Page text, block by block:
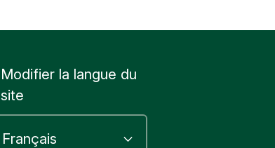
Modifier la langue du
site